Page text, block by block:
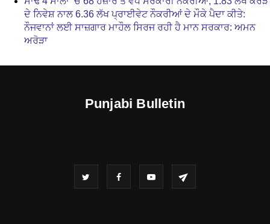
ਦੇ ਨਿਵੇਸ਼ ਨਾਲ 6.36 ਲੱਖ ਪ੍ਰਾਈਵੇਟ ਨੌਕਰੀਆਂ ਦੇ ਮੌਕੇ ਪੈਦਾ ਕੀਤੇ:
ਨੌਜਵਾਨਾਂ ਲਈ ਸਾਜ਼ਗਾਰ ਮਾਹੌਲ ਸਿਰਜ ਰਹੀ ਹੈ ਮਾਨ ਸਰਕਾਰ: ਅਮਨ
ਅਰੋੜਾ
Punjabi Bulletin